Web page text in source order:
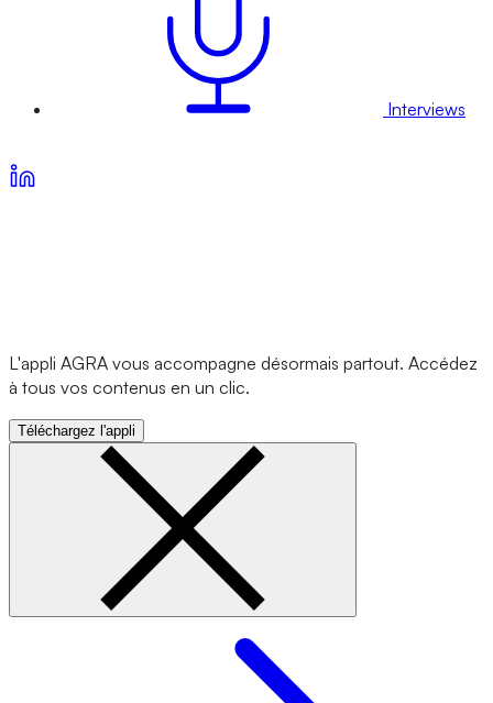
Interviews
L'appli AGRA vous accompagne désormais partout. Accédez
à tous vos contenus en un clic.
Téléchargez l'appli